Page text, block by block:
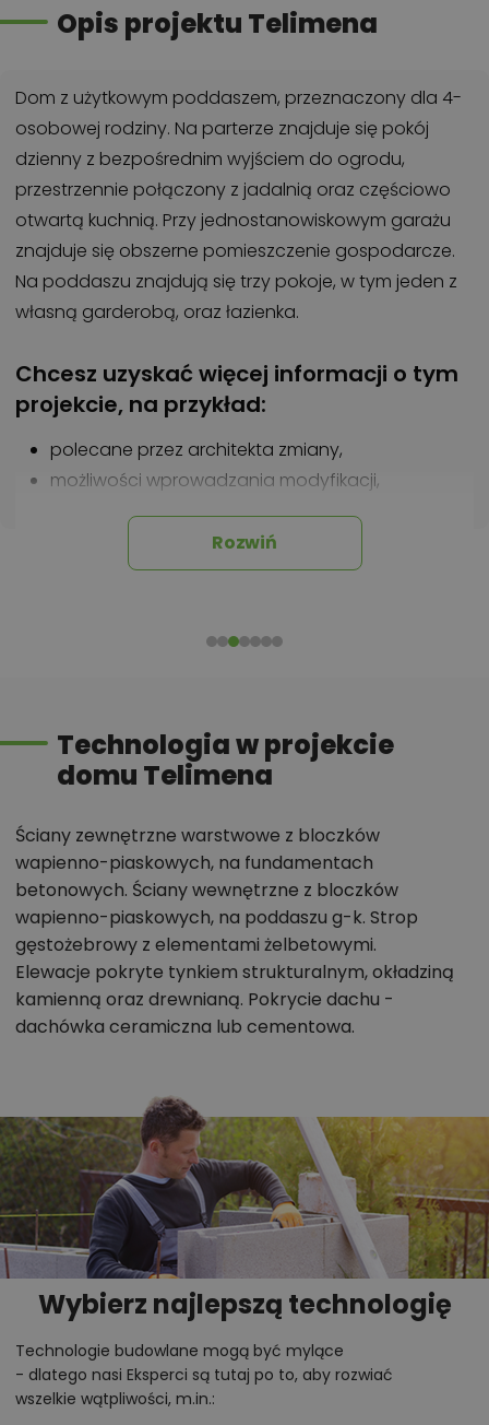
Opis projektu Telimena
Dom z użytkowym poddaszem, przeznaczony dla 4-
osobowej rodziny. Na parterze znajduje się pokój
dzienny z bezpośrednim wyjściem do ogrodu,
przestrzennie połączony z jadalnią oraz częściowo
otwartą kuchnią. Przy jednostanowiskowym garażu
znajduje się obszerne pomieszczenie gospodarcze.
Na poddaszu znajdują się trzy pokoje, w tym jeden z
własną garderobą, oraz łazienka.
Chcesz uzyskać więcej informacji o tym
projekcie, na przykład:
polecane przez architekta zmiany,
możliwości wprowadzania modyfikacji,
projekty podobne - o zbliżonym układzie lub
optymalizacja kosztów budowy domu według
informacje szczegółowe - np. wymiary
Zadzwoń52 384 49 90lub NAPISZ
Rozwiń
Technologia w projekcie
domu Telimena
Ściany zewnętrzne warstwowe z bloczków
wapienno-piaskowych, na fundamentach
betonowych. Ściany wewnętrzne z bloczków
wapienno-piaskowych, na poddaszu g-k. Strop
gęstożebrowy z elementami żelbetowymi.
Elewacje pokryte tynkiem strukturalnym, okładziną
kamienną oraz drewnianą. Pokrycie dachu -
dachówka ceramiczna lub cementowa.
Wybierz najlepszą technologię
Technologie budowlane mogą być mylące
- dlatego nasi Eksperci są tutaj po to, aby rozwiać
wszelkie wątpliwości, m.in.: